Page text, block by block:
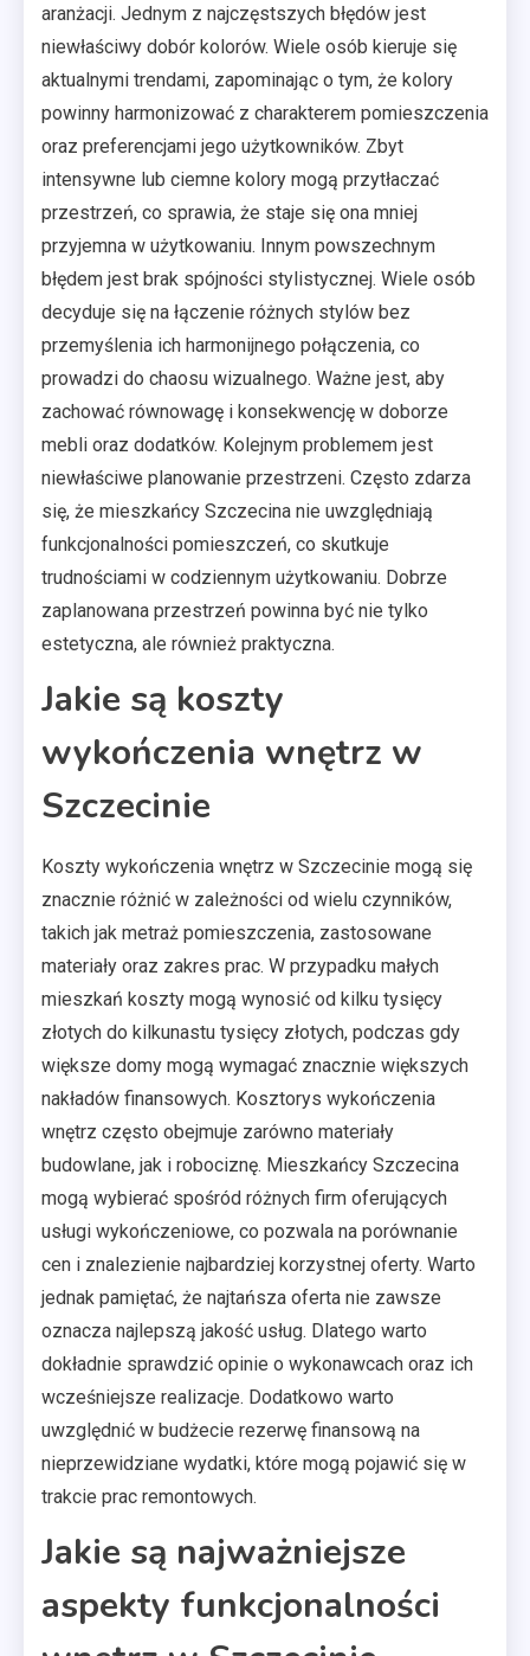
aranżacji. Jednym z najczęstszych błędów jest
niewłaściwy dobór kolorów. Wiele osób kieruje się
aktualnymi trendami, zapominając o tym, że kolory
powinny harmonizować z charakterem pomieszczenia
oraz preferencjami jego użytkowników. Zbyt
intensywne lub ciemne kolory mogą przytłaczać
przestrzeń, co sprawia, że staje się ona mniej
przyjemna w użytkowaniu. Innym powszechnym
błędem jest brak spójności stylistycznej. Wiele osób
decyduje się na łączenie różnych stylów bez
przemyślenia ich harmonijnego połączenia, co
prowadzi do chaosu wizualnego. Ważne jest, aby
zachować równowagę i konsekwencję w doborze
mebli oraz dodatków. Kolejnym problemem jest
niewłaściwe planowanie przestrzeni. Często zdarza
się, że mieszkańcy Szczecina nie uwzględniają
funkcjonalności pomieszczeń, co skutkuje
trudnościami w codziennym użytkowaniu. Dobrze
zaplanowana przestrzeń powinna być nie tylko
estetyczna, ale również praktyczna.
Jakie są koszty
wykończenia wnętrz w
Szczecinie
Koszty wykończenia wnętrz w Szczecinie mogą się
znacznie różnić w zależności od wielu czynników,
takich jak metraż pomieszczenia, zastosowane
materiały oraz zakres prac. W przypadku małych
mieszkań koszty mogą wynosić od kilku tysięcy
złotych do kilkunastu tysięcy złotych, podczas gdy
większe domy mogą wymagać znacznie większych
nakładów finansowych. Kosztorys wykończenia
wnętrz często obejmuje zarówno materiały
budowlane, jak i robociznę. Mieszkańcy Szczecina
mogą wybierać spośród różnych firm oferujących
usługi wykończeniowe, co pozwala na porównanie
cen i znalezienie najbardziej korzystnej oferty. Warto
jednak pamiętać, że najtańsza oferta nie zawsze
oznacza najlepszą jakość usług. Dlatego warto
dokładnie sprawdzić opinie o wykonawcach oraz ich
wcześniejsze realizacje. Dodatkowo warto
uwzględnić w budżecie rezerwę finansową na
nieprzewidziane wydatki, które mogą pojawić się w
trakcie prac remontowych.
Jakie są najważniejsze
aspekty funkcjonalności